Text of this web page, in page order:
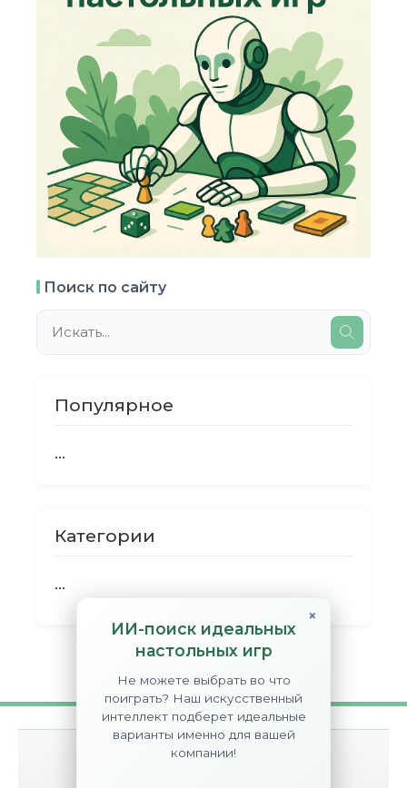
×
ИИ-поиск идеальных
настольных игр
Не можете выбрать во что
поиграть? Наш искусственный
интеллект подберет идеальные
варианты именно для вашей
компании!
Поиск по сайту
Популярное
...
Категории
...